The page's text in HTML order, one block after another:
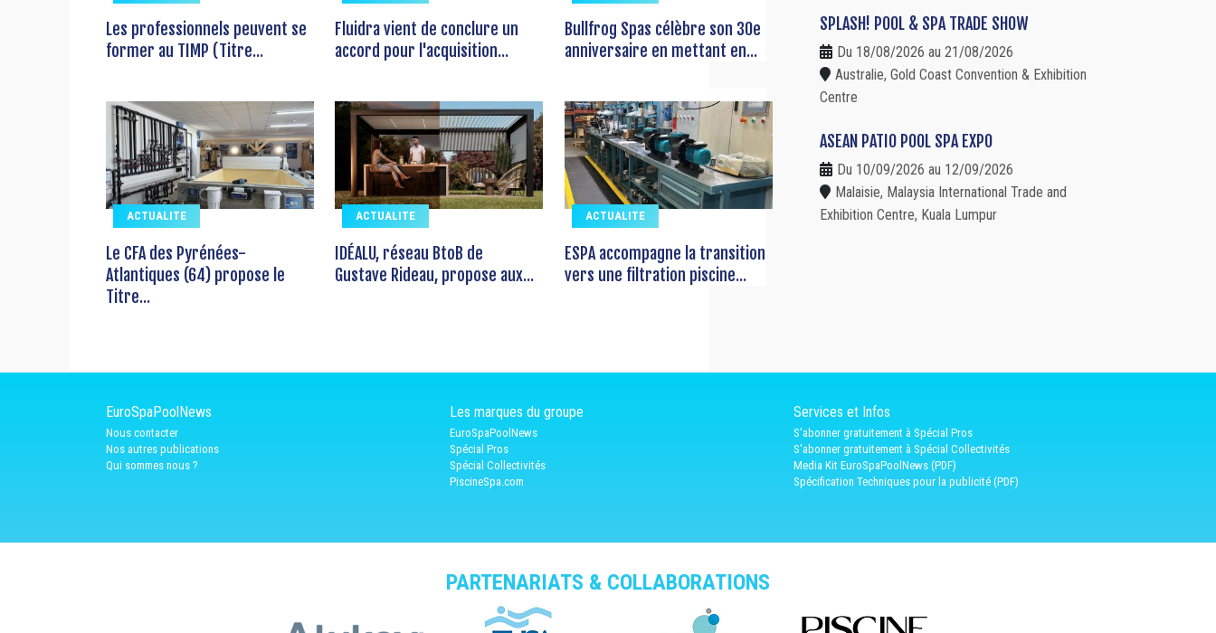
Les professionnels peuvent se
former au TIMP (Titre...
Fluidra vient de conclure un
accord pour l'acquisition...
Bullfrog Spas célèbre son 30e
anniversaire en mettant en...
ACTUALITE
Le CFA des Pyrénées-
Atlantiques (64) propose le
Titre...
ACTUALITE
IDÉALU, réseau BtoB de
Gustave Rideau, propose aux...
ACTUALITE
ESPA accompagne la transition
vers une filtration piscine...
SPLASH! POOL & SPA TRADE SHOW
Du 18/08/2026 au 21/08/2026
Australie, Gold Coast Convention & Exhibition
Centre
ASEAN PATIO POOL SPA EXPO
Du 10/09/2026 au 12/09/2026
Malaisie, Malaysia International Trade and
Exhibition Centre, Kuala Lumpur
EuroSpaPoolNews
Nous contacter
Nos autres publications
Qui sommes nous ?
Les marques du groupe
EuroSpaPoolNews
Spécial Pros
Spécial Collectivités
PiscineSpa.com
Services et Infos
S'abonner gratuitement à Spécial Pros
S'abonner gratuitement à Spécial Collectivités
Media Kit EuroSpaPoolNews (PDF)
Spécification Techniques pour la publicité (PDF)
PARTENARIATS & COLLABORATIONS